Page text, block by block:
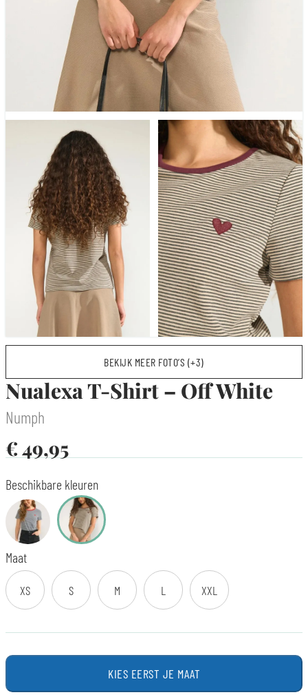
BEKIJK MEER FOTO’S (+3)
Nualexa T-Shirt – Off White
Numph
€49,95
Beschikbare kleuren
Maat
XS S M L XXL
KIES EERST JE MAAT